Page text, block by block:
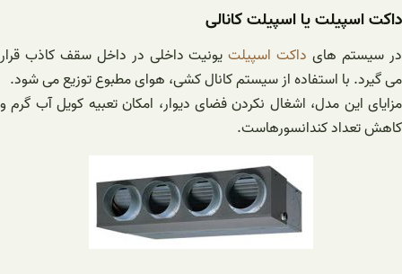
داکت اسپیلت یا اسپیلت کانالی
در سیستم های داکت اسپیلتیونیت داخلی در داخل سقف کاذب قرار
می گیرد. با استفاده از سیستم کانال کشی، هوای مطبوع توزیع می شود.
مزایای این مدل، اشغال نکردن فضای دیوار، امکان تعبیه کویل آب گرم و
کاهش تعداد کندانسورهاست.